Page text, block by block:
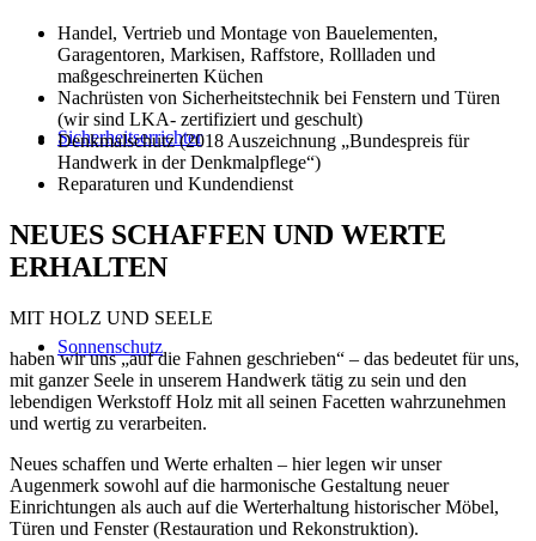
Sicherheitserrichter
Sonnenschutz
Handel, Vertrieb und Montage von Bauelementen,
Garagentoren, Markisen, Raffstore, Rollladen und
maßgeschreinerten Küchen
Nachrüsten von Sicherheitstechnik bei Fenstern und Türen
(wir sind LKA- zertifiziert und geschult)
Denkmalschutz (2018 Auszeichnung „Bundespreis für
Handwerk in der Denkmalpflege“)
Reparaturen und Kundendienst
NEUES SCHAFFEN UND WERTE
ERHALTEN
MIT HOLZ UND SEELE
haben wir uns „auf die Fahnen geschrieben“ – das bedeutet für uns,
mit ganzer Seele in unserem Handwerk tätig zu sein und den
lebendigen Werkstoff Holz mit all seinen Facetten wahrzunehmen
und wertig zu verarbeiten.
Neues schaffen und Werte erhalten – hier legen wir unser
Augenmerk sowohl auf die harmonische Gestaltung neuer
Einrichtungen als auch auf die Werterhaltung historischer Möbel,
Türen und Fenster (Restauration und Rekonstruktion).